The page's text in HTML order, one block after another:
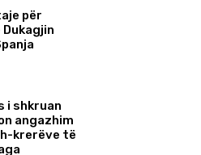
për
i shkruan
angazhim
krerëve të